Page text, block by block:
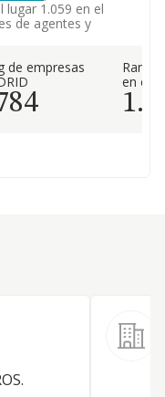
lugar 1.059 en el
de agentes y
de empresas
en el